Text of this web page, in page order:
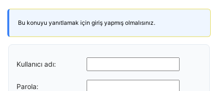
Bu konuyu yanıtlamak için giriş yapmış olmalısınız.
Kullanıcı adı:
Parola: